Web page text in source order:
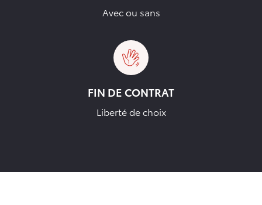
Avec ou sans
FIN DE CONTRAT
Liberté de choix